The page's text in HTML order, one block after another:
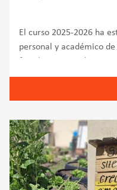
El curso 2025-2026 ha
personal y académico
puesta en marcha de
del Colegio Zola